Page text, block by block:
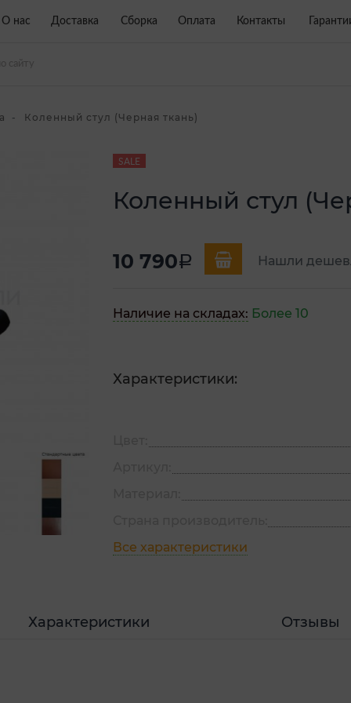
О нас Доставка Сборка Оплата Контакты
Коленный стул (Черная ткань)
SALE
Коленный стул
10 790a Нашли
Наличие на складах: Более 10
Характеристики:
Все характеристики
Характеристики Отзывы